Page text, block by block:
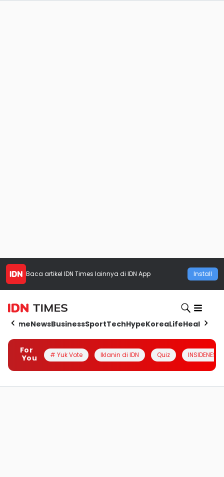
Baca artikel IDN Times lainnya di IDN App Install
HomeNewsBusinessSportTechHypeKoreaLifeHealth
For
You
# Yuk Vote Iklanin di IDN Quiz INSIDENESIA